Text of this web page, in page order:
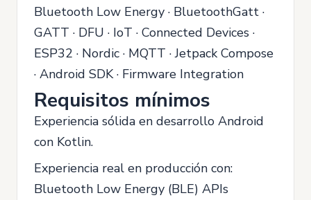
Bluetooth Low Energy · BluetoothGatt ·
GATT · DFU · IoT · Connected Devices ·
ESP32 · Nordic · MQTT · Jetpack Compose
· Android SDK · Firmware Integration
Requisitos mínimos
Experiencia sólida en desarrollo Android
con Kotlin.
Experiencia real en producción con:
Bluetooth Low Energy (BLE) APIs